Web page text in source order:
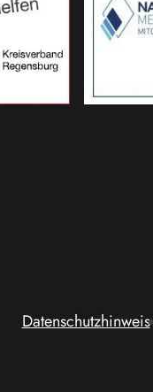
Datenschutzhinweis